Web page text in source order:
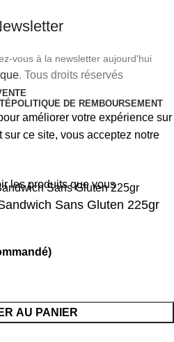
vous à la newsletter aujourd'hui
. Tous droits réservés
POLITIQUE DE REMBOURSEMENT
les produits que vous
améliorer votre expérience sur
ce site, vous acceptez notre
Sans Gluten 225gr
AU PANIER